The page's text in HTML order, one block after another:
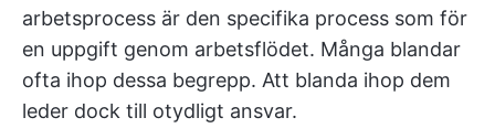
arbetsprocess är den specifika process som för
en uppgift genom arbetsflödet. Många blandar
ofta ihop dessa begrepp. Att blanda ihop dem
leder dock till otydligt ansvar.